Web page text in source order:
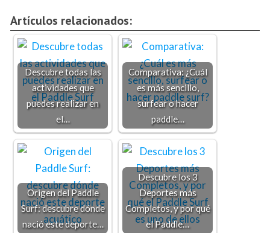
Artículos relacionados:
Descubre todas las
actividades que
puedes realizar en
el…
Comparativa: ¿Cuál
es más sencillo,
surfear o hacer
paddle…
Origen del Paddle
Surf: descubre dónde
nació este deporte…
Descubre los 3
Deportes más
Completos, y por qué
el Paddle…